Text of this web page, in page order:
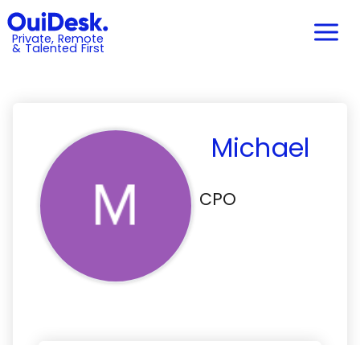
Private, Remote
& Talented First
Michael
CPO